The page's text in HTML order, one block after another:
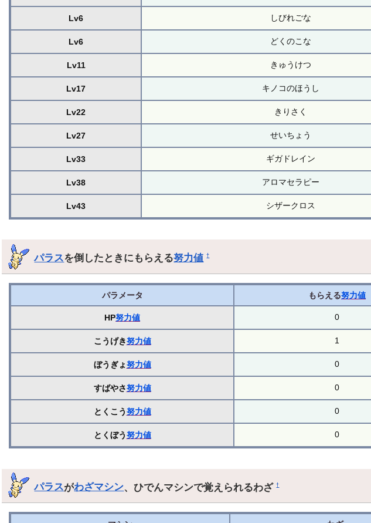
Lv6 しびれごな
Lv6 どくのこな
Lv11 きゅうけつ
Lv17 キノコのほうし
Lv22 きりさく
Lv27 せいちょう
Lv33 ギガドレイン
Lv38 アロマセラピー
Lv43 シザークロス
パラスを倒したときにもらえる努力値 †
パラメータ もらえる努力値
HP努力値 0
こうげき努力値 1
ぼうぎょ努力値 0
すばやさ努力値 0
とくこう努力値 0
とくぼう努力値 0
パラスがわざマシン、ひでんマシンで覚えられるわざ†